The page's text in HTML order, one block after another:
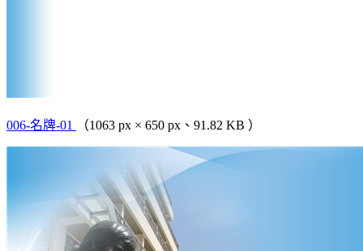
006-名牌-01 （1063 px × 650 px、91.82 KB ）